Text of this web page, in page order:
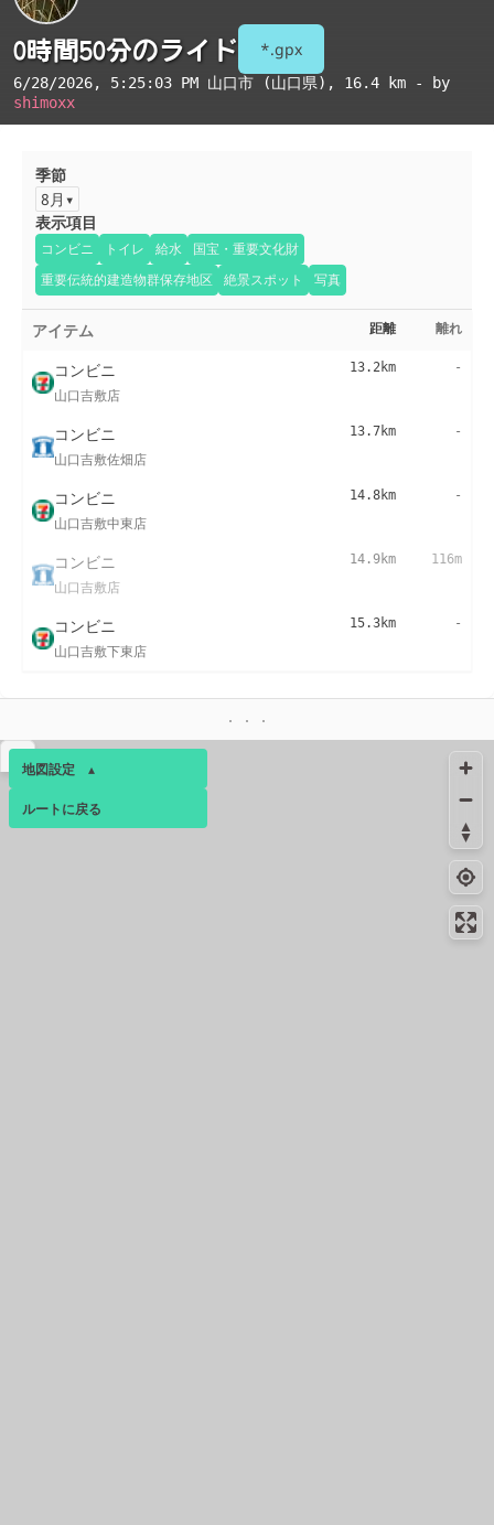
0時間50分のライド *.gpx
6/28/2026, 5:25:03 PM 山口市 (山口県) , 16.4 km - by
shimoxx
季節
8月
表示項目
コンビニ トイレ 給水
国宝・重要文化財
重要伝統的建造物群保存地区
絶景スポット 写真
アイテム 距離 離れ
コンビニ
山口吉敷店
13.2km -
コンビニ
山口吉敷佐畑店
13.7km -
コンビニ
山口吉敷中東店
14.8km -
コンビニ
山口吉敷店
14.9km 116m
コンビニ
山口吉敷下東店
15.3km -
地図設定 ▴
ベース ▴
ルートに戻る